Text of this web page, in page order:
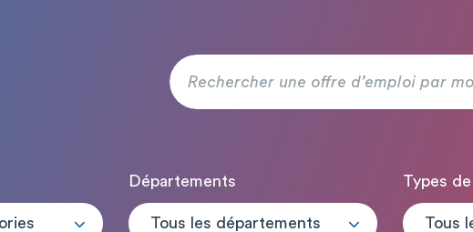
Départements
Tous les départements
Types